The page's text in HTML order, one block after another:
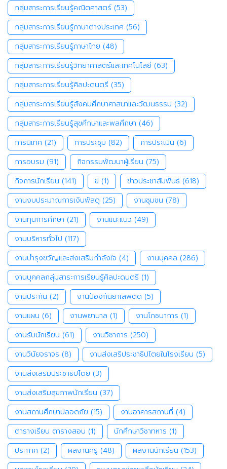
กลุ่มสาระการเรียนรู้คณิตศาสตร์ (53)
กลุ่มสาระการเรียนรู้ภาษาต่างประเทศ (56)
กลุ่มสาระการเรียนรู้ภาษาไทย (48)
กลุ่มสาระการเรียนรู้วิทยาศาสตร์และเทคโนโลยี (63)
กลุ่มสาระการเรียนรู้ศิลปะดนตรี (35)
กลุ่มสาระการเรียนรู้สังคมศึกษาศาสนาและวัฒนธรรม (32)
กลุ่มสาระการเรียนรู้สุขศึกษาและพลศึกษา (46)
การนิเทศ (21) การประชุม (82) การประเมิน (6)
การอบรม (91) กิจกรรมพัฒนาผู้เรียน (75)
กิจการนักเรียน (141) ข่ (1) ข่าวประชาสัมพันธ์ (618)
งานงบประมาณการเงินพัสดุ (25) งานชุมชน (78)
งานทุนการศึกษา (21) งานแนะแนว (49)
งานบริหารทั่วไป (117)
งานบำรุงขวัญและส่งเสริมกำลังใจ (4) งานบุคคล (286)
งานบุคคลกลุ่มสาระการเรียนรู้ศิลปะดนตรี (1)
งานประกัน (2) งานป้องกันยาเสพติด (5)
งานแผน (6) งานพยาบาล (1) งานโภชนาการ (1)
งานรับนักเรียน (61) งานวิชาการ (250)
งานวินัยจราจร (8) งานส่งเสริประชาธิปไตยในโรงเรียน (5)
งานส่งเสริมประชาธิปไตย (3)
งานส่งเสริมสุขภาพนักเรียน (37)
งานสถานศึกษาปลอดภัย (15) งานอาคารสถานที่ (4)
ตารางเรียน ตารางสอน (1) นักศึกษาวิชาทหาร (1)
ประกาศ (2) ผลงานครู (48) ผลงานนักเรียน (153)